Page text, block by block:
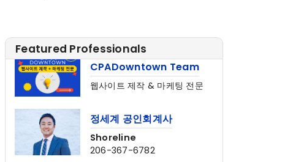
Featured Professionals
CPADowntown Team
웹사이트 제작 & 마케팅 전문
Shoreline
206-367-6782